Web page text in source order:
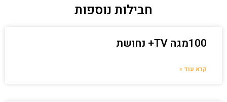
חבילות נוספות
100מגה TV+ נחושת
קרא עוד »